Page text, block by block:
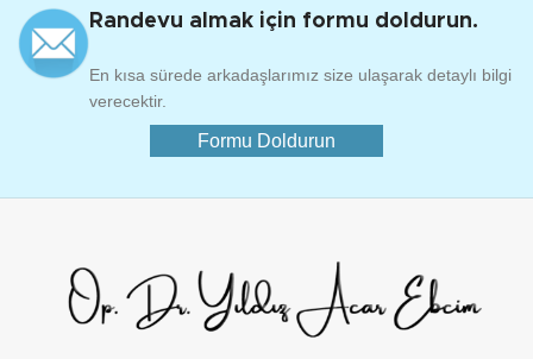
Randevu almak için formu doldurun.
En kısa sürede arkadaşlarımız size ulaşarak detaylı bilgi
verecektir.
Formu Doldurun